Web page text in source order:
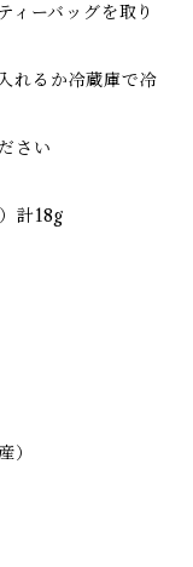
ィーバッグを取り
れるか冷蔵庫で冷
さい
計18g
）